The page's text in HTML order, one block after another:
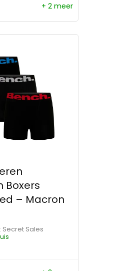
prijs was: €46.99.
prijs is: €33.84.
+ 2 meer
Boxers
– Macron
Secret Sales